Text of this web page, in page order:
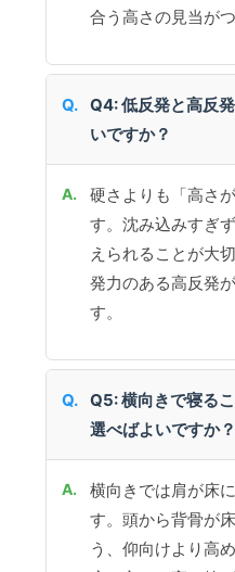
合う高さの見当がつ
Q4: 低反発と高反
いですか？
硬さよりも「高さ
す。沈み込みすぎ
えられることが大
発力のある高反発
す。
Q5: 横向きで寝る
選べばよいですか？
横向きでは肩が床
す。頭から背骨が
う、仰向けより高